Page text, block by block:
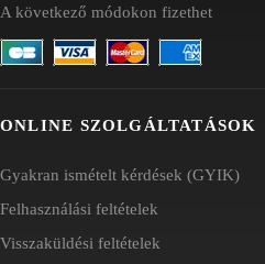
A következő módokon fizethet
ONLINE SZOLGÁLTATÁSOK
Gyakran ismételt kérdések (GYIK)
Felhasználási feltételek
Visszaküldési feltételek